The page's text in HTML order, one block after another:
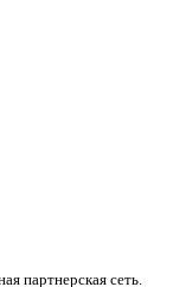
партнерская сеть.